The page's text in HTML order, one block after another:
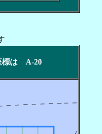
標は A-20